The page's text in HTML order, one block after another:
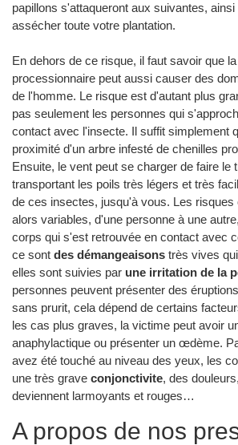
papillons s'attaqueront aux suivantes,
assécher toute votre plantation.
En dehors de ce risque, il faut savoir que
processionnaire peut aussi causer des
de l'homme. Le risque est d'autant plus
pas seulement les personnes qui
contact avec l'insecte. Il suffit simplement
proximité d'un arbre infesté de chenilles
Ensuite, le vent peut se charger de faire le
transportant les poils très légers et très
de ces insectes, jusqu'à vous. Les risques
alors variables, d'une personne à une
corps qui s'est retrouvée en contact avec
ce sont des démangeaisons très vives
elles sont suivies par une irritation de la
personnes peuvent présenter des
sans prurit, cela dépend de certains
les cas plus graves, la victime peut avoir
anaphylactique ou présenter un œdème.
avez été touché au niveau des yeux, les
une très grave conjonctivite, des
deviennent larmoyants et rouges…
A propos de nos